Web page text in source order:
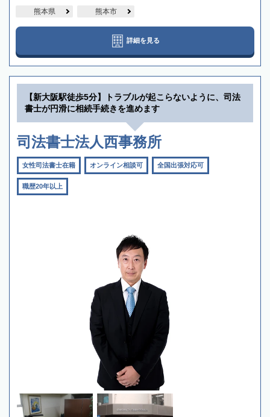
熊本県 熊本市
詳細を見る
【新大阪駅徒歩5分】トラブルが起こらないように、司法
書士が円滑に相続手続きを進めます
司法書士法人西事務所
女性司法書士在籍 オンライン相談可 全国出張対応可
職歴20年以上